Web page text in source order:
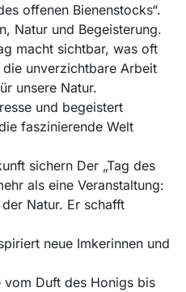
offenen Bienenstocks“.
Natur und Begeisterung.
macht sichtbar, was oft
unverzichtbare Arbeit
unsere Natur.
und begeistert
faszinierende Welt
sichern Der „Tag des
als eine Veranstaltung:
Natur. Er schafft
neue Imkerinnen und
vom Duft des Honigs bis